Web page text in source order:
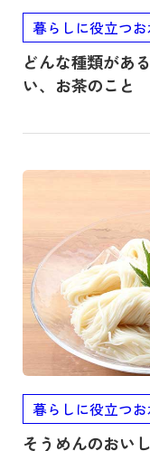
暮らしに役立つ
どんな種類があ
い、お茶のこと
暮らしに役立つ
そうめんのおい
記事を読む